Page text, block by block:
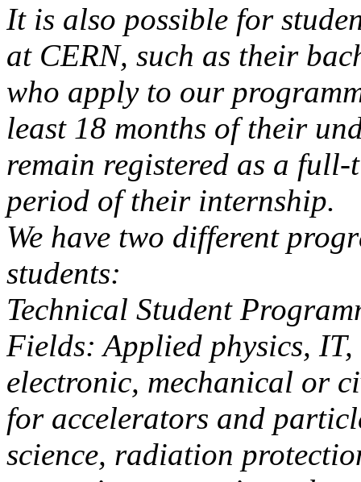
It is also possible for
at CERN, such as their
who apply to our
least 18 months of their
remain registered as a
period of their internship.
We have two different
students:
Technical Student
Fields: Applied physics,
electronic, mechanical or
for accelerators and
science, radiation